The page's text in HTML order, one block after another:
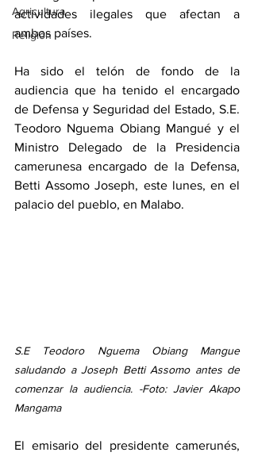
Agricultura
Religión
actividades ilegales que afectan a
ambos países.
Ha sido el telón de fondo de la
audiencia que ha tenido el encargado
de Defensa y Seguridad del Estado, S.E.
Teodoro Nguema Obiang Mangué y el
Ministro Delegado de la Presidencia
camerunesa encargado de la Defensa,
Betti Assomo Joseph, este lunes, en el
palacio del pueblo, en Malabo.
S.E Teodoro Nguema Obiang Mangue
saludando a Joseph Betti Assomo antes de
comenzar la audiencia. -Foto: Javier Akapo
Mangama
El emisario del presidente camerunés,